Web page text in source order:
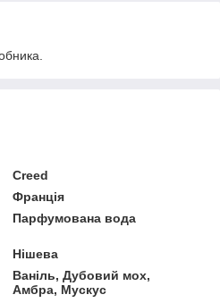
Creed
Франція
Парфумована вода
Нішева
Ваніль, Дубовий мох,
Амбра, Мускус